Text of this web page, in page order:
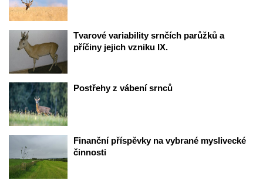
Tvarové variability srnčích parůžků a
příčiny jejich vzniku IX.
Postřehy z vábení srnců
Finanční příspěvky na vybrané myslivecké
činnosti